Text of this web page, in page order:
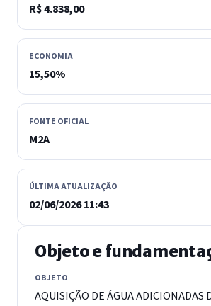
R$ 4.838,00
ECONOMIA
15,50%
FONTE OFICIAL
M2A
ÚLTIMA ATUALIZAÇÃO
02/06/2026 11:43
Objeto e
OBJETO
AQUISIÇÃO DE ÁGUA ADICIONADAS